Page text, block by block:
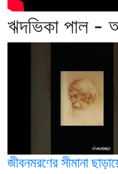
ঋদভিকা পাল -
জীবনমরণের সীমানা